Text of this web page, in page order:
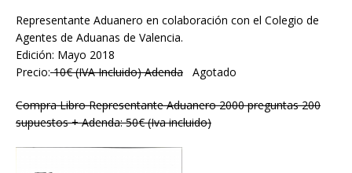
Representante Aduanero en colaboración con el Colegio de
Agentes de Aduanas de Valencia.
Edición: Mayo 2018
Precio:10€ (IVA Incluido) Adenda Agotado
Compra Libro Representante Aduanero 2000 preguntas 200
supuestos + Adenda: 50€ (Iva incluido)